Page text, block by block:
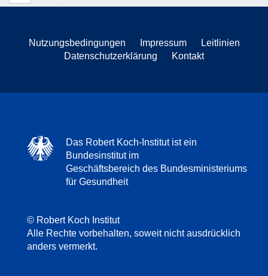
Nutzungsbedingungen Impressum
Leitlinien
Datenschutzerklärung
Kontakt
Das Robert Koch-Institut ist ein
Bundesinstitut im
Geschäftsbereich des Bundesministeriums
für Gesundheit
© Robert Koch Institut
Alle Rechte vorbehalten, soweit nicht ausdrücklich
anders vermerkt.